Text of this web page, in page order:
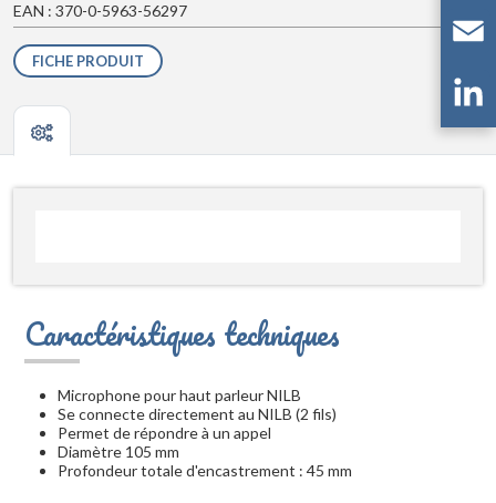
EAN : 370-0-5963-56297
FICHE PRODUIT
Caractéristiques techniques
Microphone pour haut parleur NILB
Se connecte directement au NILB (2 fils)
Permet de répondre à un appel
Diamètre 105 mm
Profondeur totale d'encastrement : 45 mm